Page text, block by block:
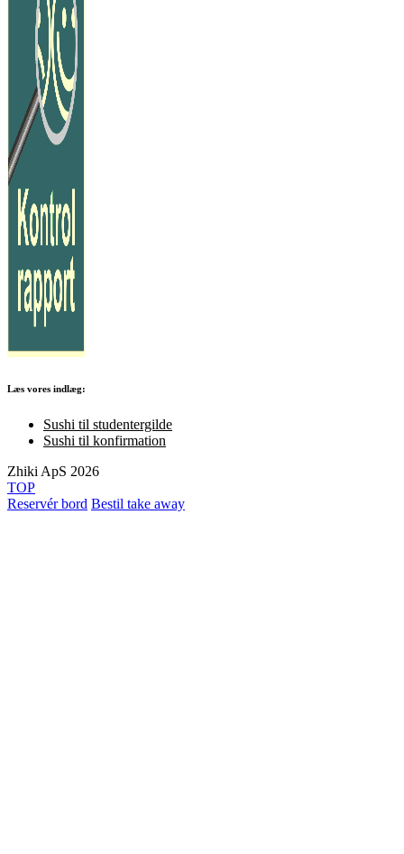
Læs vores indlæg:
Sushi til studentergilde
Sushi til konfirmation
Zhiki ApS 2026
TOP
Reservér bord Bestil take away